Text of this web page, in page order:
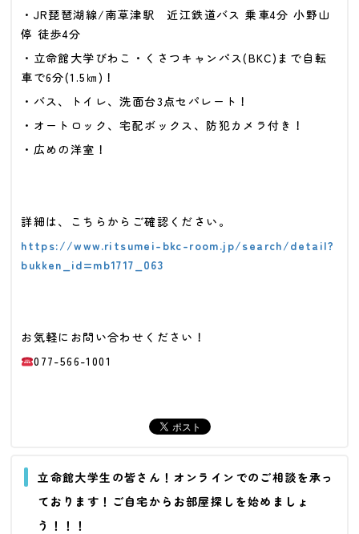
・JR琵琶湖線/南草津駅 近江鉄道バス 乗車4分 小野山
停 徒歩4分
・立命館大学びわこ・くさつキャンパス(BKC)まで自転
車で6分(1.5㎞)！
・バス、トイレ、洗面台3点セパレート ！
・オートロック、宅配ボックス、防犯カメラ付き！
・広めの洋室！
詳細は、こちらからご確認ください。
https://www.ritsumei-bkc-room.jp/search/detail?
bukken_id=mb1717_063
お気軽にお問い合わせください ！
077-566-1001
立命館大学生の皆さん！オンラインでのご相談を承っ
ております！ご自宅からお部屋探しを始めましょ
う！！！